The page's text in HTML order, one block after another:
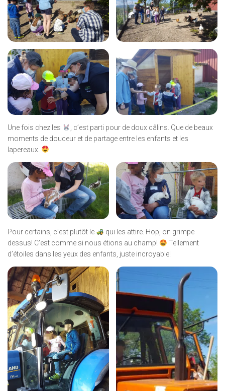
Une fois chez les
, c’est parti pour de doux câlins. Que de beaux
moments de douceur et de partage entre les enfants et les
lapereaux.
Pour certains, c’est plutôt le
qui les attire. Hop, on grimpe
dessus! C’est comme si nous étions au champ!
Tellement
d’étoiles dans les yeux des enfants, juste incroyable!